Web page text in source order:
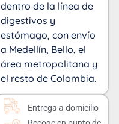
dentro de la línea de
digestivos y
estómago, con envío
a Medellín, Bello, el
área metropolitana y
el resto de Colombia.
Entrega a domicilio